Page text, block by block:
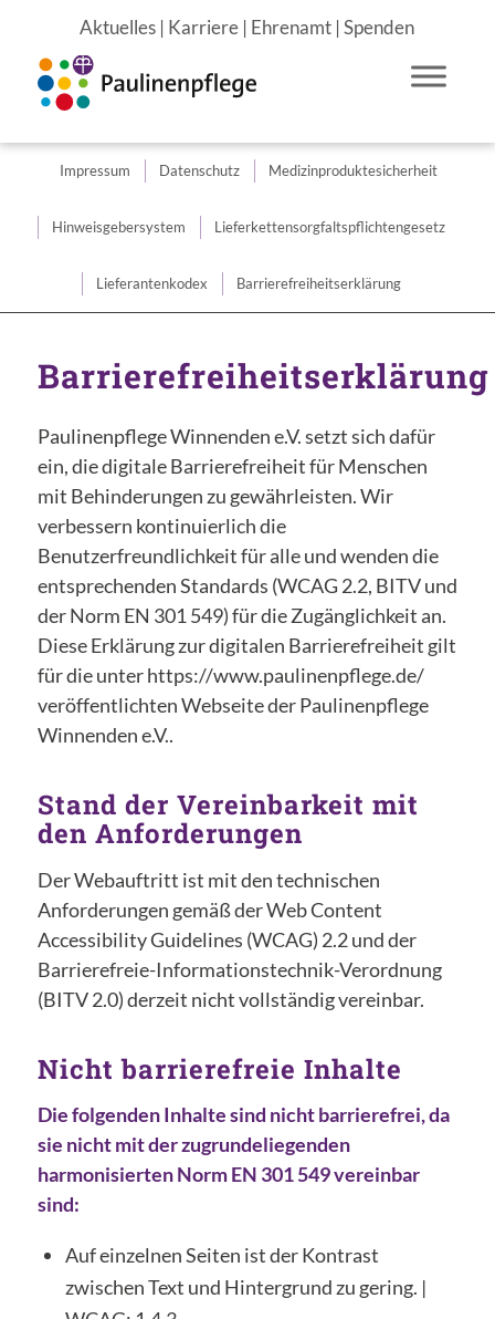
Aktuelles | Karriere | Ehrenamt |Spenden
Du bist hier: Startseite /
Impressum Datenschutz Medizin­produkte­sicherheit
Hinweisgebersystem Lieferkettensorgfaltspflichtengesetz
Lieferantenkodex Barrierefreiheitserklärung
Barrierefreiheitserklärung
Paulinenpflege Winnenden e.V. setzt sich dafür
ein, die digitale Barrierefreiheit für Menschen
mit Behinderungen zu gewährleisten. Wir
verbessern kontinuierlich die
Benutzerfreundlichkeit für alle und wenden die
entsprechenden Standards (WCAG 2.2, BITV und
der Norm EN 301 549) für die Zugänglichkeit an.
Diese Erklärung zur digitalen Barrierefreiheit gilt
für die unter https://www.paulinenpflege.de/
veröffentlichten Webseite der Paulinenpflege
Winnenden e.V..
Stand der Vereinbarkeit mit
den Anforderungen
Der Webauftritt ist mit den technischen
Anforderungen gemäß der Web Content
Accessibility Guidelines (WCAG) 2.2 und der
Barrierefreie-Informationstechnik-Verordnung
(BITV 2.0) derzeit nicht vollständig vereinbar.
Nicht barrierefreie Inhalte
Die folgenden Inhalte sind nicht barrierefrei, da
sie nicht mit der zugrundeliegenden
harmonisierten Norm EN 301 549 vereinbar
sind:
Auf einzelnen Seiten ist der Kontrast
zwischen Text und Hintergrund zu gering. |